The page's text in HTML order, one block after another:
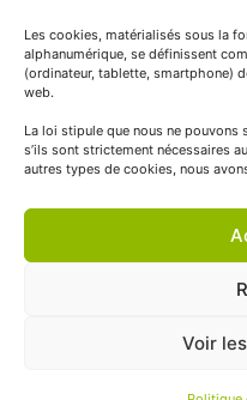
Les cookies, matérialisés sous la
alphanumérique, se définissent
(ordinateur, tablette, smartphone)
web.
La loi stipule que nous ne
s’ils sont strictement nécessaires
autres types de cookies, nous
Voir
Parc national des
© APNP Copyright Tous
réalisation